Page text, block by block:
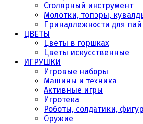
Столярный инструмент
Молотки, топоры,
Принадлежности для
ЦВЕТЫ
Цветы в горшках
Цветы искусственные
ИГРУШКИ
Игровые наборы
Машины и техника
Активные игры
Игротека
Роботы, солдатики,
Оружие